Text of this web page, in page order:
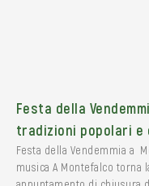
Festa della
tradizioni popolari e
Festa della Vendemmia a
musica A Montefalco torna